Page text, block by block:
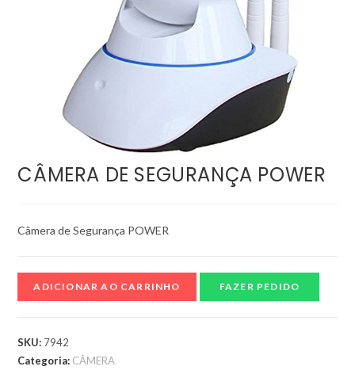
CÂMERA DE SEGURANÇA POWER
Câmera de Segurança POWER
ADICIONAR AO CARRINHO FAZER PEDIDO
SKU: 7942
Categoria: CÂMERA